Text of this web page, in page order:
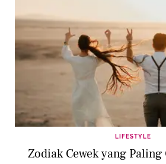
LIFESTYLE
Zodiak Cewek yang